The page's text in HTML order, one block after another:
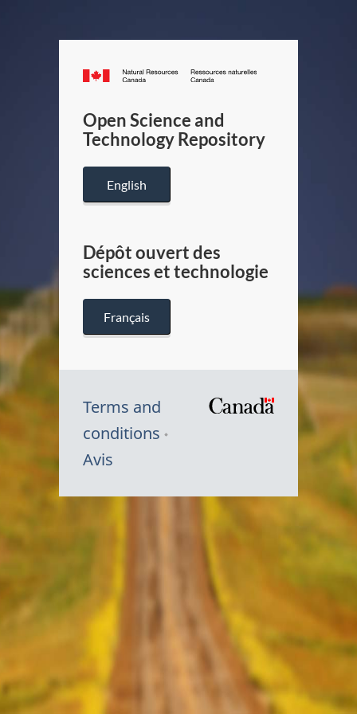
Canada.ca
/
Canada
Open Science and
Technology Repository
English
Dépôt ouvert des
sciences et technologie
Français
Terms and
conditions
Avis
Symbole
Canada